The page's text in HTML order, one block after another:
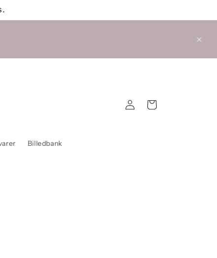
Billedbank
ind
Indkøbskurv